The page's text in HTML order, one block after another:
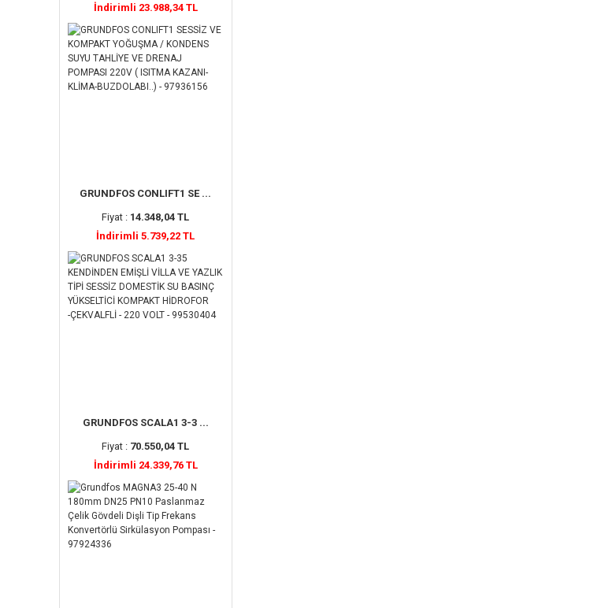
İndirimli 23.988,34 TL
GRUNDFOS CONLIFT1 SE ...
Fiyat : 14.348,04 TL
İndirimli 5.739,22 TL
GRUNDFOS SCALA1 3-3 ...
Fiyat : 70.550,04 TL
İndirimli 24.339,76 TL